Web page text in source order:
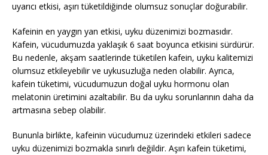
uyarıcı etkisi, aşırı tüketildiğinde olumsuz sonuçlar doğurabilir.
Kafeinin en yaygın yan etkisi, uyku düzenimizi bozmasıdır.
Kafein, vücudumuzda yaklaşık 6 saat boyunca etkisini sürdürür.
Bu nedenle, akşam saatlerinde tüketilen kafein, uyku kalitemizi
olumsuz etkileyebilir ve uykusuzluğa neden olabilir. Ayrıca,
kafein tüketimi, vücudumuzun doğal uyku hormonu olan
melatonin üretimini azaltabilir. Bu da uyku sorunlarının daha da
artmasına sebep olabilir.
Bununla birlikte, kafeinin vücudumuz üzerindeki etkileri sadece
uyku düzenimizi bozmakla sınırlı değildir. Aşırı kafein tüketimi,